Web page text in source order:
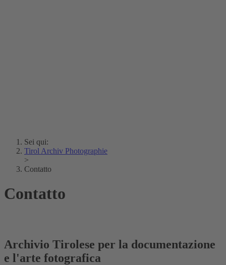
Sei qui:
Tirol Archiv Photographie
>
Contatto
Contatto
Archivio Tirolese per la documentazione
e l'arte fotografica